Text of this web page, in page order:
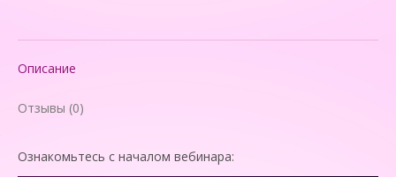
ты
Описание
Отзывы (0)
Ознакомьтесь с началом вебинара: